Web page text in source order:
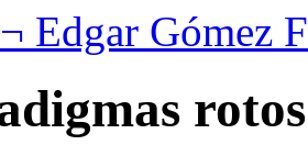
¬ Edgar Gómez